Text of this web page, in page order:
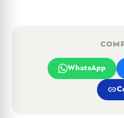
WhatsApp
link